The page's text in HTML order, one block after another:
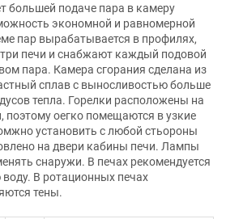
большей подаче пара в камеру
экономной и равномерной
пар вырабатывается в профилях,
печи и снабжают каждый подовой
пара. Камера сгорания сделана из
сплав с выносливостью больше
тепла. Горелки расположены на
поэтому оегко помещаются в узкие
установить с любой стьороны
на двери кабины печи. Лампы
снаружи. В печах рекомендуется
В ротационных печах
тены.